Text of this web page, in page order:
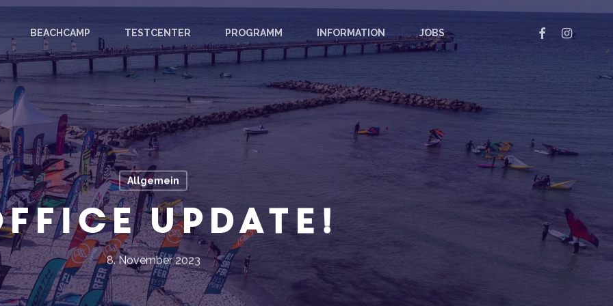
BEACHCAMP TESTCENTER PROGRAMM INFORMATION JOBS FACEBOOKINSTAGRAM
Allgemein
Update!
8. November 2023